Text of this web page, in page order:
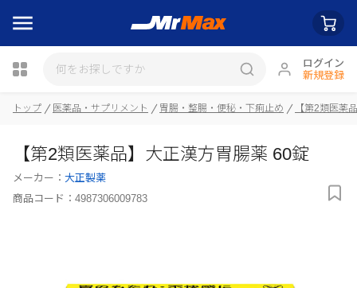
ログイン
新規登録
トップ 医薬品・サプリメント 胃腸・整腸・便秘・下痢止め 【第2類医薬
【第2類医薬品】大正漢方胃腸薬 60錠
メーカー： 大正製薬
商品コード： 4987306009783